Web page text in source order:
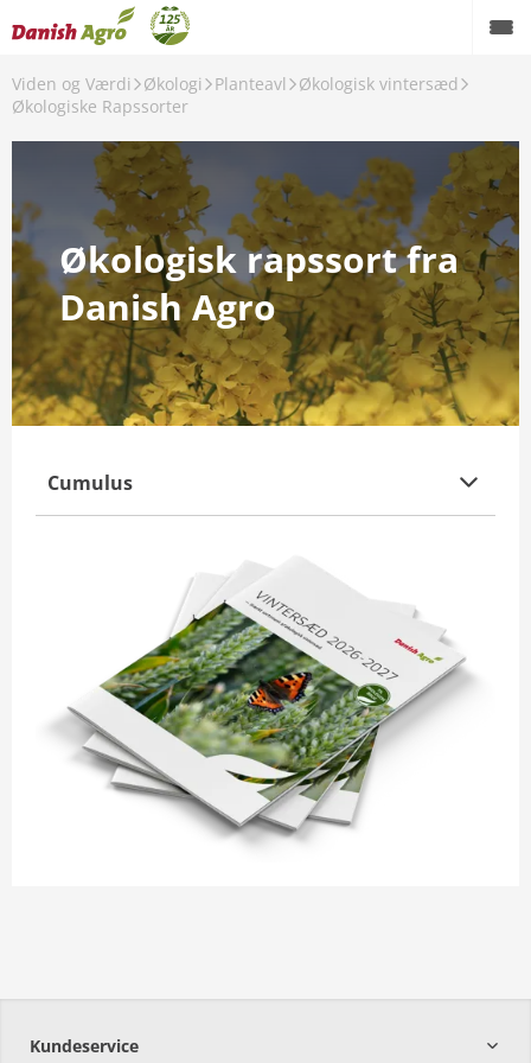
Viden og Værdi Økologi Planteavl
Økologisk vintersæd
Økologiske Rapssorter
Økologisk rapssort fra
Danish Agro
Cumulus
Kundeservice
rapporter